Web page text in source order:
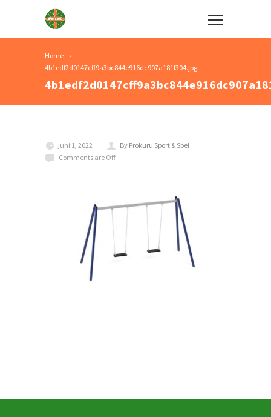
Home
4b1edf2d0147cff9a3bc844e916dc907a181f304.jpg
juni 1, 2022
By Prokuru Sport & Spel
Comments are Off